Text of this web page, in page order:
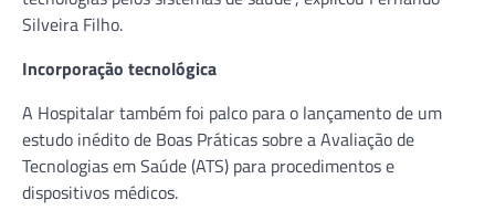
Silveira Filho.
Incorporação tecnológica
A Hospitalar também foi palco para o lançamento de um
estudo inédito de Boas Práticas sobre a Avaliação de
Tecnologias em Saúde (ATS) para procedimentos e
dispositivos médicos.